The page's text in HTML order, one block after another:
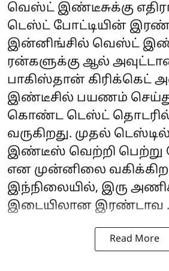
வெஸ்ட் இண்டீசுக்கு
டெஸ்ட் போட்டியின்
இன்னிங்சில் வெஸ்ட்
ரன்களுக்கு ஆல்
பாகிஸ்தான் கிரிக்கெட்
இண்டீசில் பயணம்
கொண்ட டெஸ்ட் தொடரில்
வருகிறது. முதல்
இண்டீஸ் வெற்றி பெற்று
என முன்னிலை
இந்நிலையில், இரு
இடையிலான இரண்டாவ
Read More